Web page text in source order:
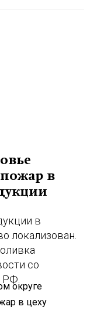
пожар в
в
локализован.
со
РФ.
округе
в цеху